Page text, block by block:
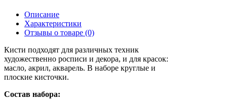
Описание
Характеристики
Отзывы о товаре (0)
Кисти подходят для различных техник
художественно росписи и декора, и для красок:
масло, акрил, акварель. В наборе круглые и
плоские кисточки.
Состав набора: